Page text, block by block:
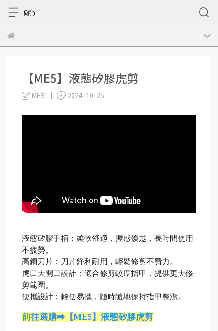
【ME5】液態矽膠虎剪
ME5 2024-10-25
液態矽膠手柄：柔軟舒適，握感優越，長時間使用
不疲勞。
高鋼刀片：刀片鋒利耐用，輕鬆修剪不費力。
虎口大開口設計：適合修剪較厚指甲，提供更大修
剪範圍。
便攜設計：輕便易攜，隨時隨地保持指甲整潔。
前往選購➡️【ME5】液態矽膠虎剪